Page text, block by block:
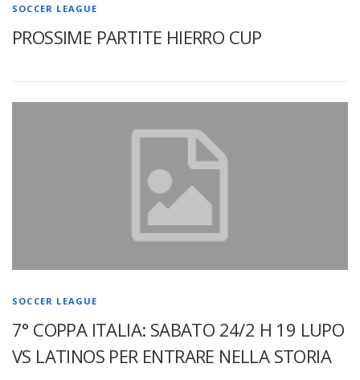
SOCCER LEAGUE
PROSSIME PARTITE HIERRO CUP
SOCCER LEAGUE
7° COPPA ITALIA: SABATO 24/2 H 19 LUPO
VS LATINOS PER ENTRARE NELLA STORIA